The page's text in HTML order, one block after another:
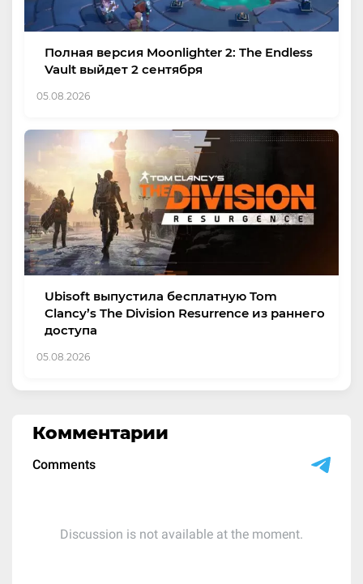
Полная версия Moonlighter 2: The Endless
Vault выйдет 2 сентября
05.08.2026
Ubisoft выпустила бесплатную Tom
Clancy’s The Division Resurrence из раннего
доступа
05.08.2026
Комментарии